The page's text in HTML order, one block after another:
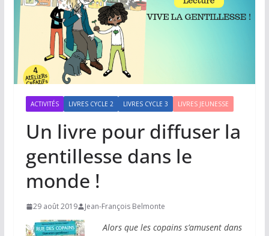
ACTIVITÉS LIVRES CYCLE 2 LIVRES CYCLE 3 LIVRES JEUNESSE
Un livre pour diffuser la
gentillesse dans le
monde !
29 août 2019 Jean-François Belmonte
Alors que les copains s’amusent dans